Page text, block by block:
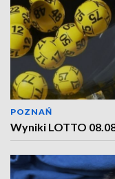
POZNAŃ
Wyniki LOTTO